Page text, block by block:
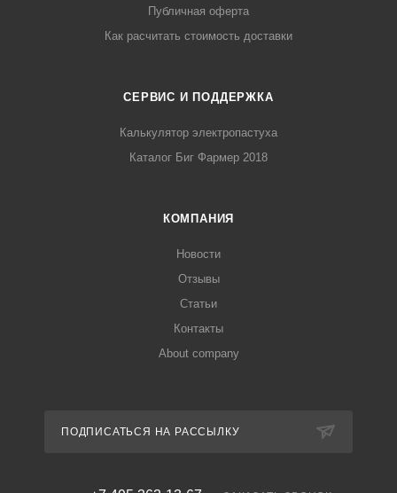
Публичная оферта
Как расчитать стоимость доставки
СЕРВИС И ПОДДЕРЖКА
Калькулятор электропастуха
Каталог Биг Фармер 2018
КОМПАНИЯ
Новости
Отзывы
Статьи
Контакты
About company
ПОДПИСАТЬСЯ НА РАССЫЛКУ